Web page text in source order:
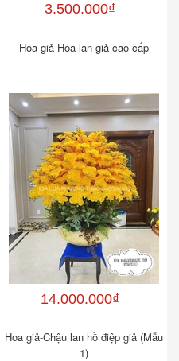
3.500.000₫
Hoa giả-Hoa lan giả cao cấp
14.000.000₫
Hoa giả-Chậu lan hồ điệp giả (Mẫu
1)